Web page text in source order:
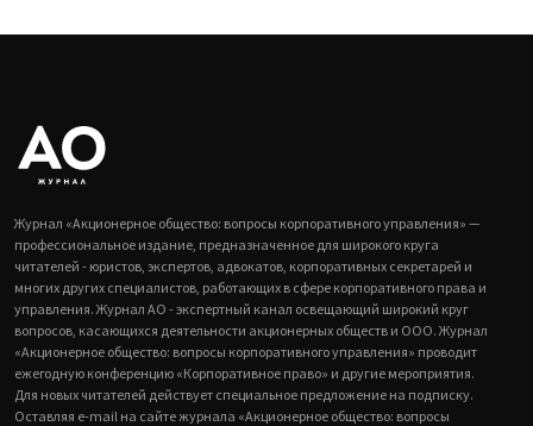
Журнал «Акционерное общество: вопросы корпоративного управления» —
профессиональное издание, предназначенное для широкого круга
читателей - юристов, экспертов, адвокатов, корпоративных секретарей и
многих других специалистов, работающих в сфере корпоративного права и
управления. Журнал АО - экспертный канал освещающий широкий круг
вопросов, касающихся деятельности акционерных обществ и ООО. Журнал
«Акционерное общество: вопросы корпоративного управления» проводит
ежегодную конференцию «Корпоративное право» и другие мероприятия.
Для новых читателей действует специальное предложение на подписку.
Оставляя e-mail на сайте журнала «Акционерное общество: вопросы